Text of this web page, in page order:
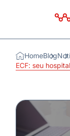
HomeBlog
ECF: seu